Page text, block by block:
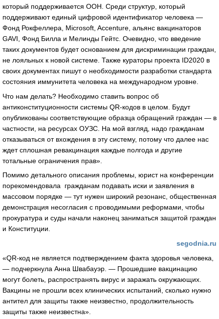
который поддерживается ООН. Среди структур, который
поддерживают единый цифровой идентификатор человека —
Фонд Рокфеллера, Microsoft, Accenture, альянс вакцинаторов
GAVI, Фонд Билла и Мелинды Гейтс. Очевидно, что введение
таких документов будет основанием для дискриминации граждан,
не лояльных к новой системе. Также кураторы проекта ID2020 в
своих документах пишут о необходимости разработки стандарта
состояния иммунитета человека на международном уровне.
Что нам делать? Необходимо ставить вопрос об
антиконституционности системы QR-кодов в целом. Будут
опубликованы соответствующие образца обращений граждан — в
частности, на ресурсах ОУЗС. На мой взгляд, надо гражданам
отказываться от вхождения в эту систему, потому что далее нас
ждет сплошная ревакцинация каждые полгода и другие
тотальные ограничения прав».
Помимо детального описания проблемы, юрист на конференции
порекомендовала гражданам подавать иски и заявления в
массовом порядке — тут нужен широкий резонанс, общественная
демонстрация несогласия с проводимыми реформами, чтобы
прокуратура и суды начали наконец заниматься защитой граждан
и Конституции.
segodnia.ru
«QR-код не является подтверждением факта здоровья человека,
— подчеркнула Анна Швабауэр. — Прошедшие вакцинацию
могут болеть, распространять вирус и заражать окружающих.
Вакцины не прошли всех клинических испытаний, сколько нужно
антител для защиты также неизвестно, продолжительность
защиты также неизвестна».